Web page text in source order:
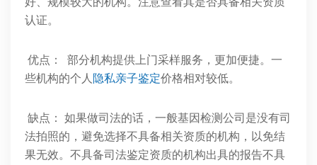
认证。
优点： 部分机构提供上门采样服务，更加便捷。一
些机构的个人隐私亲子鉴定价格相对较低。
缺点： 如果做司法的话，一般基因检测公司是没有司
法拍照的，避免选择不具备相关资质的机构，以免结
果无效。不具备司法鉴定资质的机构出具的报告不具